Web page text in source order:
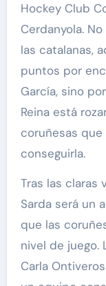
Hockey Club
Cerdanyola.
las catalanas,
puntos por
García, sino
Reina está
coruñesas
conseguirla.
Tras las claras
Sarda será un
que las
nivel de juego.
Carla